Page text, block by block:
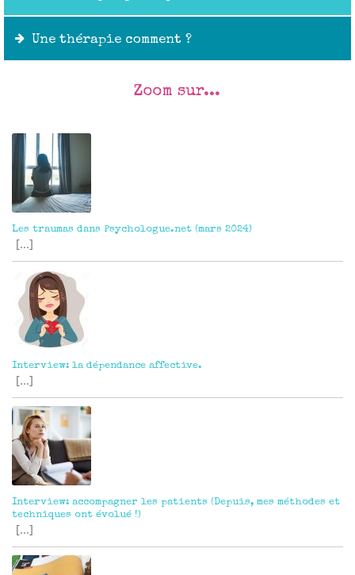
Outils :
Une thérapie comment ?
Zoom sur...
Les traumas dans Psychologue.net (mars 2024)
[...]
Interview: la dépendance affective.
[...]
Interview: accompagner les patients (Depuis, mes méthodes et
techniques ont évolué !)
[...]